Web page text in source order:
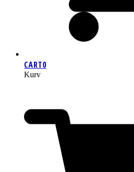
CART0
Kurv